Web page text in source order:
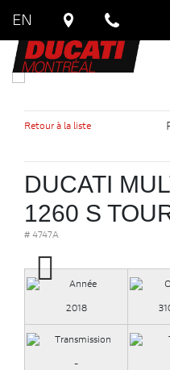
EN
Retour à la liste
DUCATI
1260 S
# 4747A
2018
-